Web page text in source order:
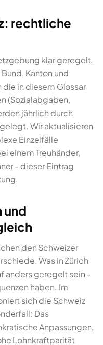
rechtliche
klar geregelt.
Kanton und
in diesem Glossar
(Sozialabgaben,
jährlich durch
Wir aktualisieren
Einzelfälle
einem Treuhänder,
- dieser Eintrag
und
den Schweizer
Was in Zürich
anders geregelt sein -
haben. Im
sich die Schweiz
Das
Anpassungen,
Lohnkraftparität